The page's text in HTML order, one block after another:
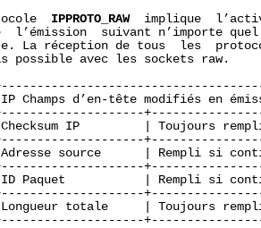
IPPROTO_RAW
implique
l’émission  suivant n’importe
La réception de tous  les
possible avec les sockets raw.
Champs d’en-tête modifiés en
IP         | Toujours
source      | Rempli si
Paquet           | Rempli si
totale     | Toujours